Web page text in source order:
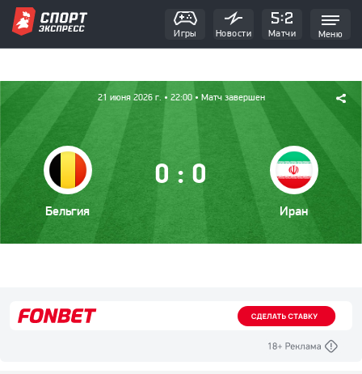
Игры Новости Матчи Меню
21 июня 2026 г. • 22:00 • Матч завершен
0 : 0
Бельгия Иран